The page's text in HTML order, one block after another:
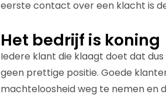
eerste contact over een klacht is
Het bedrijf is koning
Iedere klant die klaagt doet dat
geen prettige positie. Goede
machteloosheid weg te nemen en